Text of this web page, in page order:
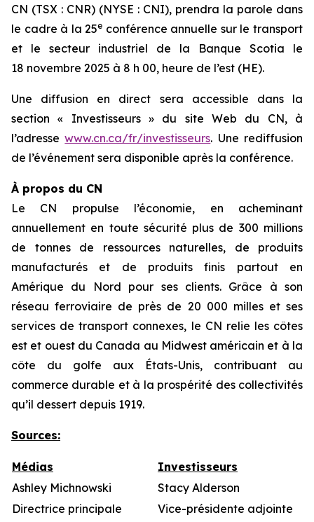
CN (TSX : CNR) (NYSE : CNI), prendra la parole dans
le cadre à la 25e conférence annuelle sur le transport
et le secteur industriel de la Banque Scotia le
18 novembre 2025 à 8 h 00, heure de l’est (HE).
Une diffusion en direct sera accessible dans la
section « Investisseurs » du site Web du CN, à
l’adressewww.cn.ca/fr/investisseurs. Une rediffusion
de l’événement sera disponible après la conférence.
À propos du CN
Le CN propulse l’économie, en acheminant
annuellement en toute sécurité plus de 300 millions
de tonnes de ressources naturelles, de produits
manufacturés et de produits finis partout en
Amérique du Nord pour ses clients. Grâce à son
réseau ferroviaire de près de 20 000 milles et ses
services de transport connexes, le CN relie les côtes
est et ouest du Canada au Midwest américain et à la
côte du golfe aux États-Unis, contribuant au
commerce durable et à la prospérité des collectivités
qu’il dessert depuis 1919.
Sources:
Médias
Investisseurs
Ashley Michnowski
Stacy Alderson
Directrice principale
Vice-présidente adjointe